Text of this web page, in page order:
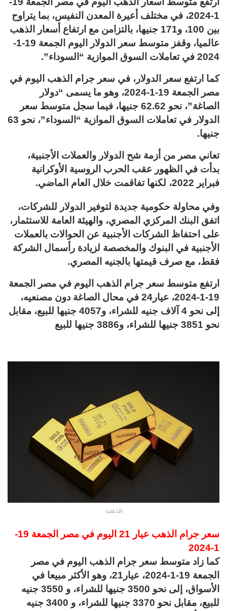
1-2024، في مختلف أعيرة المعدن النفيس، بما يتراوح
بين 100، و171 جنيها، بالتزامن مع ارتفاع أسعار الذهب
عالميا، وقفز متوسط سعر الدولار اليوم الجمعة 19-1-
2024 في تعاملات السوق الموازية “السوداء”.
كما ارتفع سعر الدولار، في سعر جرام الذهب اليوم في
مصر الجمعة 19-1-2024، وهو ما يسمى “دولار
الصاغة”، نحو 62.62 جنيها، فيما سجل متوسط سعر
الدولار في تعاملات السوق الموازية “السوداء”، نحو 63
جنيها.
تعاني مصر من أزمة شح الدولار والعملات الأجنبية،
بدأت في الظهور عقب الحرب الروسية الأوكرانية
فبراير 2022، لكنها تفاقمت خلال العام الماضي.
وفي محاولة حكومية جديدة لتوفير الدولار للشركات،
اتفق البنك المركزي المصري، والهيئة العامة للاستثمار،
على احتفاظ الشركات الأجنبية عن الحوالات بالعملات
الأجنبية في البنوك والمخصصة لزيادة رأسمال الشركة
فقط، مع صرف قيمتها بالجنيه المصري.
ارتفع متوسط سعر جرام الذهب اليوم في مصر الجمعة
19-1-2024، عيار24 في محال الصاغة دون مصنعيه،
إلى نحو 4 آلاف جنيه للشراء، و4057 جنيها للبيع، مقابل
نحو 3851 جنيها للشراء، و3886 جنيها للبيع
الذهب
سعر جرام الذهب عيار 21 اليوم في مصر الجمعة 19-
1-2024
كما زاد متوسط سعر جرام الذهب اليوم في مصر
الجمعة 19-1-2024، عيار21، وهو الأكثر مبيعا في
الأسواق، إلى نحو 3500 جنيها للشراء، و 3550 جنيه
للبيع، مقابل نحو 3370 جنيها للشراء، و 3400 جنيه